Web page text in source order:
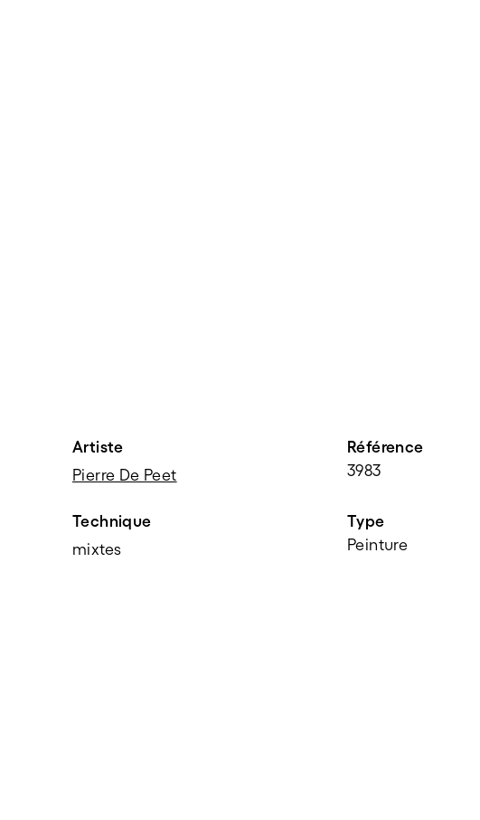
Artiste
Pierre De Peet
Référence
3983
Technique
mixtes
Type
Peinture